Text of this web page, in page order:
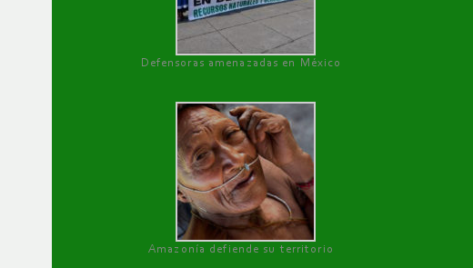
Defensoras amenazadas en México
Amazonía defiende su territorio